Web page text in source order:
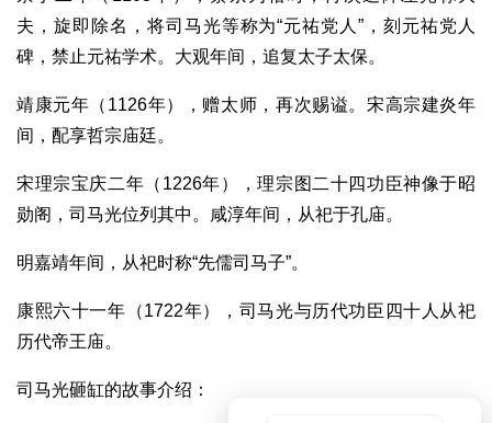
夫，旋即除名，将司马光等称为“元祐党人”，刻元祐党人
碑，禁止元祐学术。大观年间，追复太子太保。
靖康元年（1126年），赠太师，再次赐谥。宋高宗建炎年
间，配享哲宗庙廷。
宋理宗宝庆二年（1226年），理宗图二十四功臣神像于昭
勋阁，司马光位列其中。咸淳年间，从祀于孔庙。
明嘉靖年间，从祀时称“先儒司马子”。
康熙六十一年（1722年），司马光与历代功臣四十人从祀
历代帝王庙。
司马光砸缸的故事介绍：